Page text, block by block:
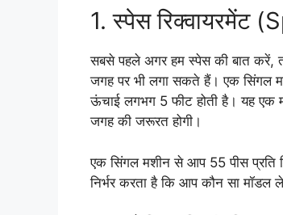
1. स्पेस रिक्वायरमेंट
सबसे पहले अगर हम स्पेस की बात करें,
जगह पर भी लगा सकते हैं। एक सिंगल
ऊंचाई लगभग 5 फीट होती है। यह एक
जगह की जरूरत होगी।
एक सिंगल मशीन से आप 55 पीस प्रति
निर्भर करता है कि आप कौन सा मॉडल